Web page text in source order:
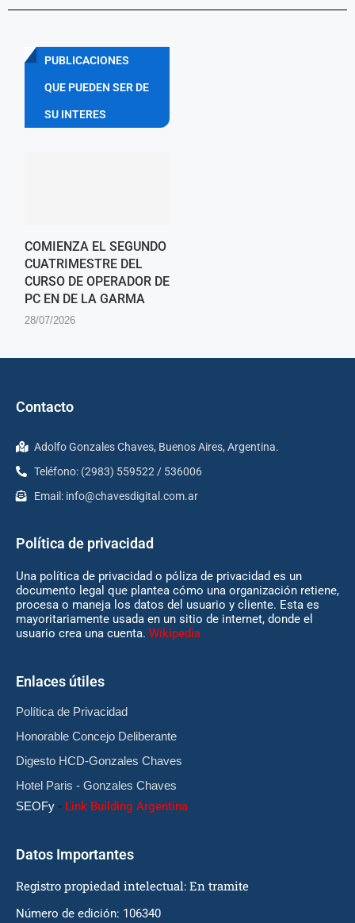
PUBLICACIONES
QUE PUEDEN SER DE
SU INTERES
COMIENZA EL SEGUNDO
CUATRIMESTRE DEL
CURSO DE OPERADOR DE
PC EN DE LA GARMA
28/07/2026
Contacto
Adolfo Gonzales Chaves, Buenos Aires, Argentina.
Teléfono: (2983) 559522 / 536006
Email: info@chavesdigital.com.ar
Política de privacidad
Una política de privacidad o póliza de privacidad es un
documento legal que plantea cómo una organización retiene,
procesa o maneja los datos del usuario y cliente. Esta es
mayoritariamente usada en un sitio de internet, donde el
usuario crea una cuenta. Wikipedia
Enlaces útiles
Política de Privacidad
Honorable Concejo Deliberante
Digesto HCD-Gonzales Chaves
Hotel Paris - Gonzales Chaves
SEOFy - Link Building Argentina
Datos Importantes
Registro propiedad intelectual: En tramite
Número de edición: 106340